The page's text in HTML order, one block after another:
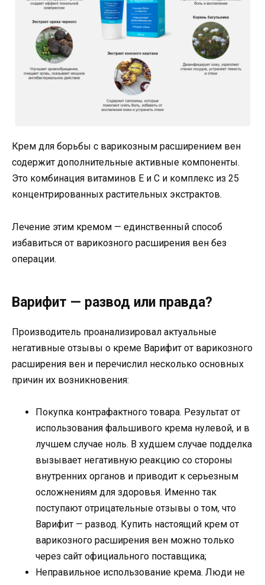
Крем для борьбы с варикозным расширением вен
содержит дополнительные активные компоненты.
Это комбинация витаминов E и C и комплекс из 25
концентрированных растительных экстрактов.
Лечение этим кремом — единственный способ
избавиться от варикозного расширения вен без
операции.
Варифит — развод или правда?
Производитель проанализировал актуальные
негативные отзывы о креме Варифит от варикозного
расширения вен и перечислил несколько основных
причин их возникновения:
Покупка контрафактного товара. Результат от
использования фальшивого крема нулевой, и в
лучшем случае ноль. В худшем случае подделка
вызывает негативную реакцию со стороны
внутренних органов и приводит к серьезным
осложнениям для здоровья. Именно так
поступают отрицательные отзывы о том, что
Варифит — развод. Купить настоящий крем от
варикозного расширения вен можно только
через сайт официального поставщика;
Неправильное использование крема. Люди не